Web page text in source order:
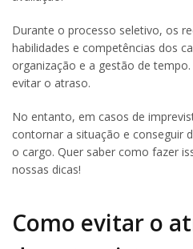
Durante o processo seletivo, os
habilidades e competências dos
organização e a gestão de
evitar o atraso.
No entanto, em casos de
contornar a situação e conseguir
o cargo. Quer saber como fazer
nossas dicas!
Como evitar o